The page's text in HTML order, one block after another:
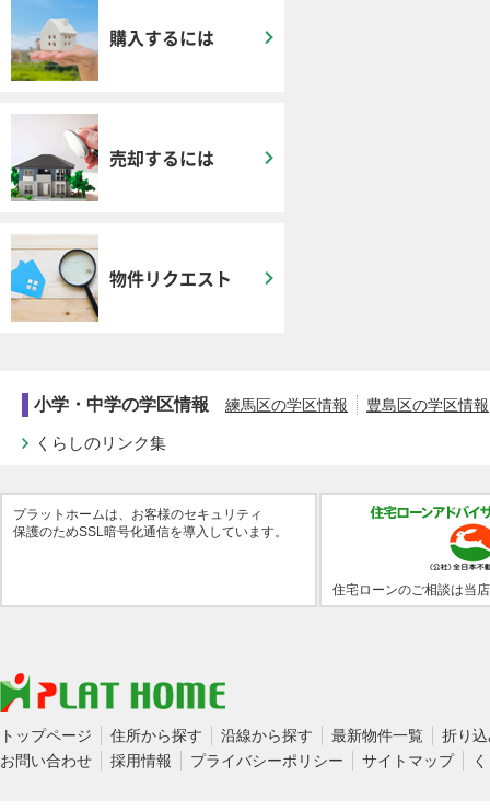
購入するには
売却するには
物件リクエスト
小学・中学の学区情報 練馬区の学区情報 豊島区の学区情報
くらしのリンク集
プラットホームは、お客様のセキュリティ
保護のためSSL暗号化通信を導入しています。
住宅ローンのご相談は当
トップページ 住所から探す 沿線から探す 最新物件一覧
折り
お問い合わせ
採用情報 プライバシーポリシー サイトマップ